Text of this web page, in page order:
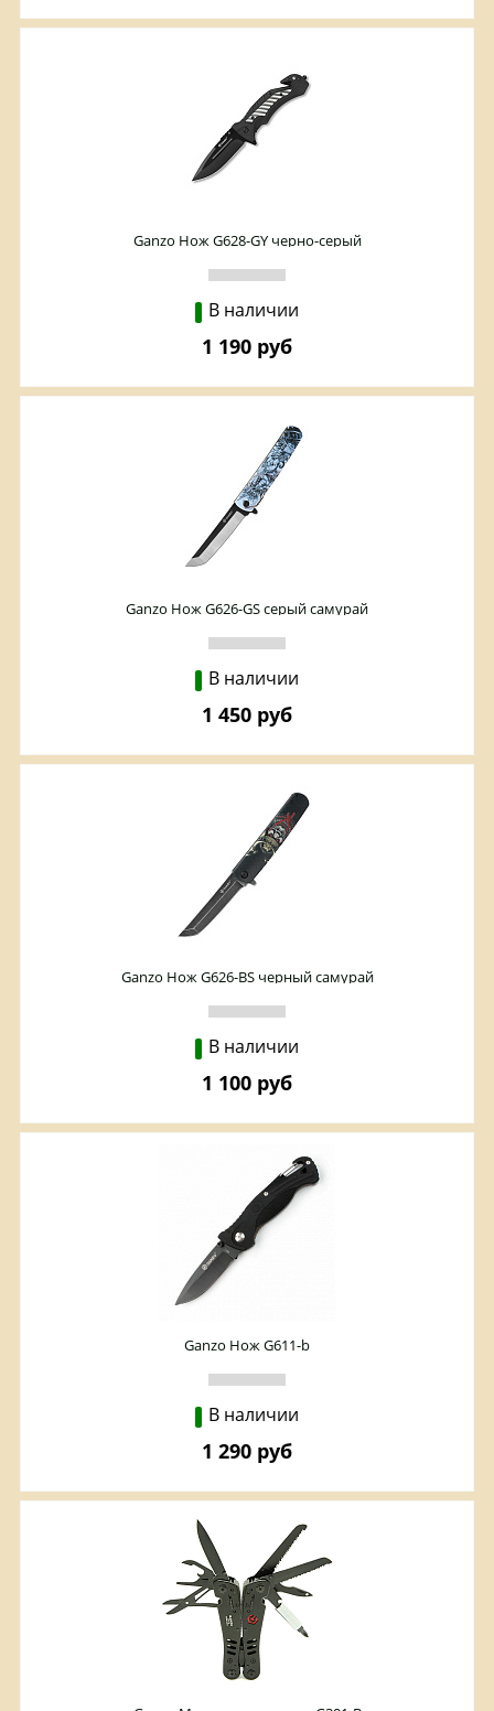
Ganzo Нож G628-GY черно-серый
В наличии
1 190 руб
Ganzo Нож G626-GS серый самурай
В наличии
1 450 руб
Ganzo Нож G626-BS черный самурай
В наличии
1 100 руб
Ganzo Нож G611-b
В наличии
1 290 руб